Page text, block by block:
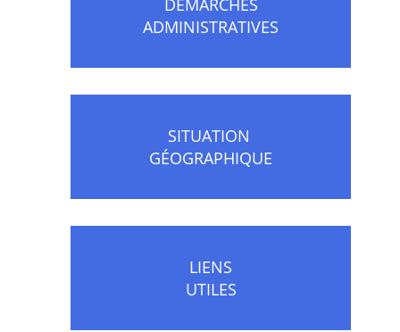
ADMINISTRATIVES
SITUATION
GÉOGRAPHIQUE
LIENS
UTILES